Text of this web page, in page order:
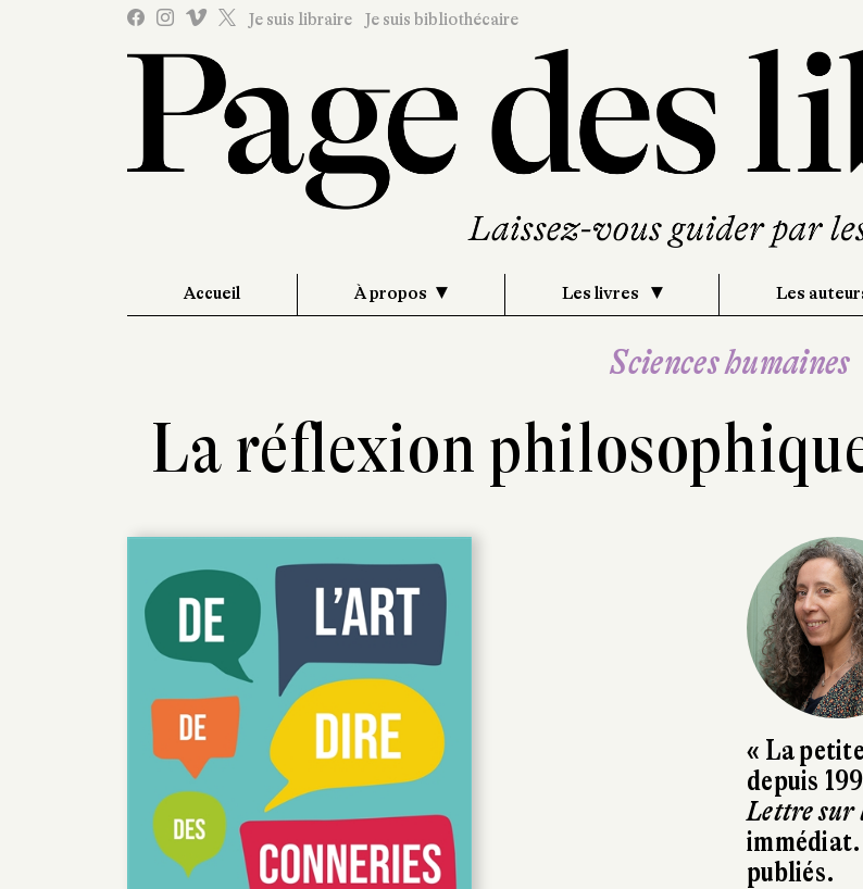
Je suis libraire Je suis bibliothécaire
Accueil À propos Les livres Les
Sciences humaines
La réflexion
« La
depuis
Lettre sur
immédiat.
publiés.